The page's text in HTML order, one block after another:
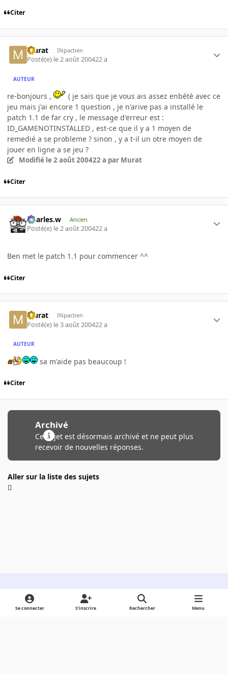
Citer
Murat INpactien
Posté(e) le 2 août 200422 a
AUTEUR
re-bonjours ,
( je sais que je vous ais assez enbété avec ce
jeu mais j'ai encore 1 question , je n'arive pas a installé le
patch 1.1 de far cry , le message d'erreur est :
ID_GAMENOTINSTALLED , est-ce que il y a 1 moyen de
remedié a se probleme ? sinon , y a t-il un otre moyen de
jouer en ligne a se jeu ?
Modifié le 2 août 200422 a par Murat
Citer
Charles.w Ancien
Posté(e) le 2 août 200422 a
Ben met le patch 1.1 pour commencer ^^
Citer
Murat INpactien
Posté(e) le 3 août 200422 a
AUTEUR
sa m'aide pas beaucoup !
Citer
Archivé
Ce sujet est désormais archivé et ne peut plus
recevoir de nouvelles réponses.
Aller sur la liste des sujets
Light ModeDark ModeSystem Preference
Se connecter S’inscrire Rechercher Menu